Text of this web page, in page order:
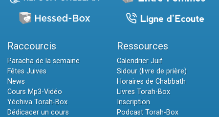
Raccourcis
Paracha de la semaine
Fêtes Juives
News
Cours Mp3-Vidéo
Yéchiva Torah-Box
Dédicacer un cours
Ressources
Calendrier Juif
Sidour (livre de prière)
Horaires de Chabbath
Livres Torah-Box
Inscription
Podcast Torah-Box